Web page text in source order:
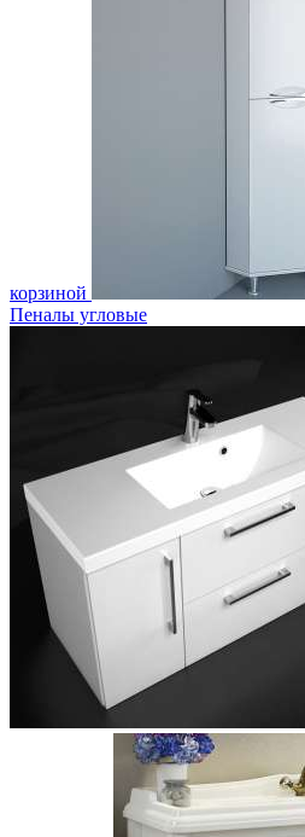
корзиной
Пеналы угловые